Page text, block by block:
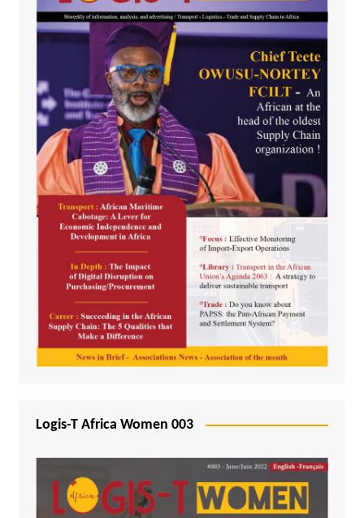
Logis-T Africa Women 003